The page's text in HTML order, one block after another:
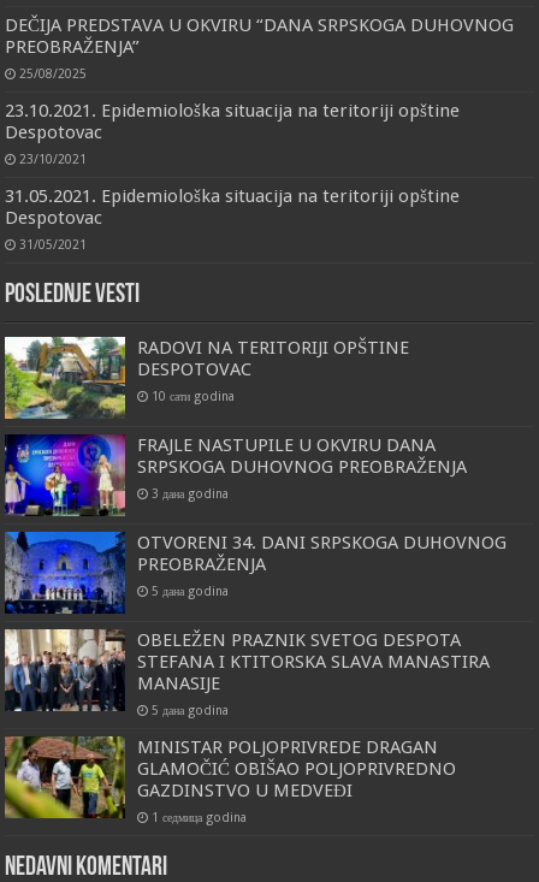
DEČIJA PREDSTAVA U OKVIRU “DANA SRPSKOGA DUHOVNOG
PREOBRAŽENJA”
25/08/2025
23.10.2021. Epidemiološka situacija na teritoriji opštine
Despotovac
23/10/2021
31.05.2021. Epidemiološka situacija na teritoriji opštine
Despotovac
31/05/2021
Poslednje vesti
RADOVI NA TERITORIJI OPŠTINE
DESPOTOVAC
10 сати godina
FRAJLE NASTUPILE U OKVIRU DANA
SRPSKOGA DUHOVNOG PREOBRAŽENJA
3 дана godina
OTVORENI 34. DANI SRPSKOGA DUHOVNOG
PREOBRAŽENJA
5 дана godina
OBELEŽEN PRAZNIK SVETOG DESPOTA
STEFANA I KTITORSKA SLAVA MANASTIRA
MANASIJE
5 дана godina
MINISTAR POLJOPRIVREDE DRAGAN
GLAMOČIĆ OBIŠAO POLJOPRIVREDNO
GAZDINSTVO U MEDVEĐI
1 седмица godina
Nedavni komentari